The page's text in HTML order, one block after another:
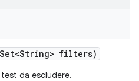
filters)
da escludere.